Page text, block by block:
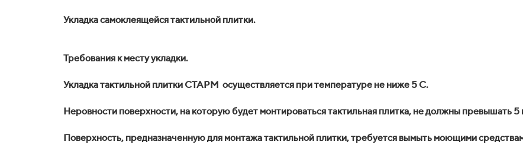
Укладка самоклеящейся тактильной плитки.
Требования к месту укладки.
Укладка тактильной плитки СТАРМ осуществляется при температуре не ниже 5 С.
Неровности поверхности, на которую будет монтироваться тактильная плитка, не должны превышать 5
Поверхность, предназначенную для монтажа тактильной плитки, требуется вымыть моющими